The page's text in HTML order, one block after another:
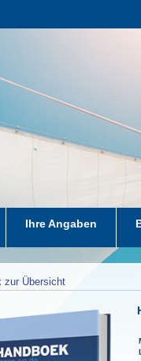
Ihre Angaben
zur Übersicht